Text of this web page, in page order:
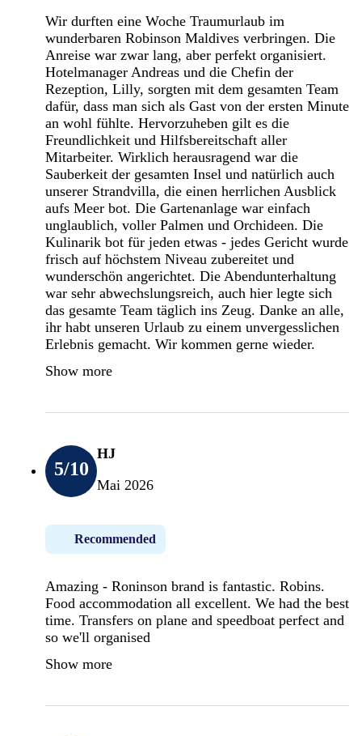
Wir durften eine Woche Traumurlaub im
wunderbaren Robinson Maldives verbringen. Die
Anreise war zwar lang, aber perfekt organisiert.
Hotelmanager Andreas und die Chefin der
Rezeption, Lilly, sorgten mit dem gesamten Team
dafür, dass man sich als Gast von der ersten Minute
an wohl fühlte. Hervorzuheben gilt es die
Freundlichkeit und Hilfsbereitschaft aller
Mitarbeiter. Wirklich herausragend war die
Sauberkeit der gesamten Insel und natürlich auch
unserer Strandvilla, die einen herrlichen Ausblick
aufs Meer bot. Die Gartenanlage war einfach
unglaublich, voller Palmen und Orchideen. Die
Kulinarik bot für jeden etwas - jedes Gericht wurde
frisch auf höchstem Niveau zubereitet und
wunderschön angerichtet. Die Abendunterhaltung
war sehr abwechslungsreich, auch hier legte sich
das gesamte Team täglich ins Zeug. Danke an alle,
ihr habt unseren Urlaub zu einem unvergesslichen
Erlebnis gemacht. Wir kommen gerne wieder.
Show more
5/10
HJ
Mai 2026
Recommended
Amazing - Roninson brand is fantastic. Robins.
Food accommodation all excellent. We had the best
time. Transfers on plane and speedboat perfect and
so we'll organised
Show more